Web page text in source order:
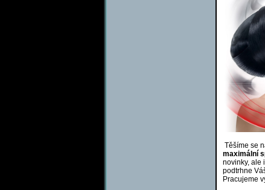
Těšíme se
maximální
novinky, ale
podtrhne
Pracujeme